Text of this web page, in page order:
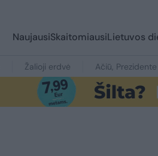
NaujausiSkaitomiausiLietuvos
Žalioji erdvė Ačiū, Prezidente